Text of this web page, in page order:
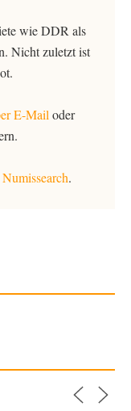
wie DDR als
Nicht zuletzt ist
E-Mail oder
.